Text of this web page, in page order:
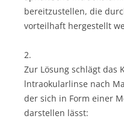
bereitzustellen, die
vorteilhaft hergestellt
2.
Zur Lösung schlägt das
lntraokularlinse nach
der sich in Form einer
darstellen lässt: